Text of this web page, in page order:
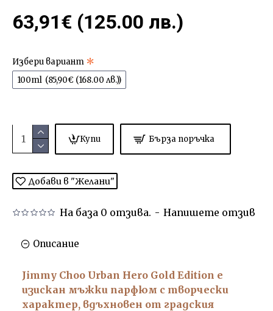
На база 0 отзива. - Напишете отзив
63,91€ (125.00 лв.)
Избери вариант
100ml (85,90€ (168.00 лв.))
Купи Бърза поръчка
Добави в "Желани"
Описание
Jimmy Choo Urban Hero Gold Edition е
изискан мъжки парфюм с творчески
характер, вдъхновен от градския